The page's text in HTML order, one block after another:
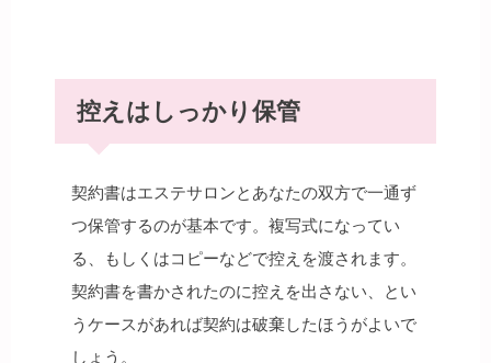
控えはしっかり保管
契約書はエステサロンとあなたの双方で一通ず
つ保管するのが基本です。複写式になってい
る、もしくはコピーなどで控えを渡されます。
契約書を書かされたのに控えを出さない、とい
うケースがあれば契約は破棄したほうがよいで
しょう。